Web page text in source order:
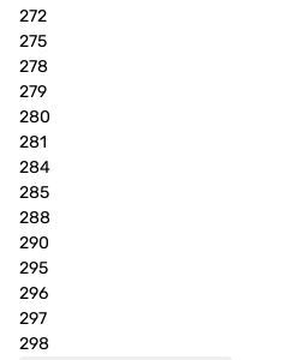
272
275
278
279
280
281
284
285
288
290
295
296
297
298